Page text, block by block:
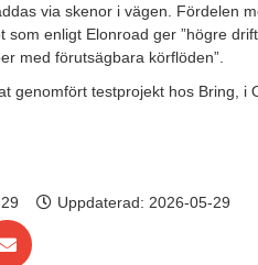
via skenor i vägen. Fördelen
som enligt Elonroad ger ”högre
med förutsägbara körflöden”.
genomfört testprojekt hos Bring, i
Uppdaterad: 2026-05-29